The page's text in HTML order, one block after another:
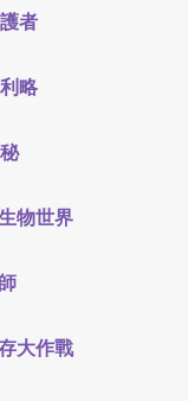
者
略
物世界
大作戰